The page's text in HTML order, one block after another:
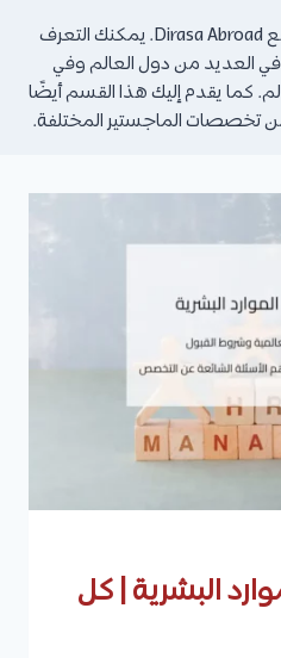
من خلال هذا القسم في موقع Dirasa Abroad. يمكنك التعرف
العديد من دول العالم وفي
كما يقدم إليك هذا القسم أيضًا
تخصصات الماجستير المختلفة.
البشرية | كل